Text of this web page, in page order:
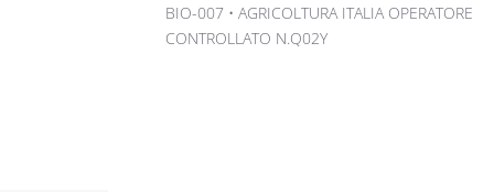
BIO-007 • AGRICOLTURA ITALIA OPERATORE
CONTROLLATO N.Q02Y